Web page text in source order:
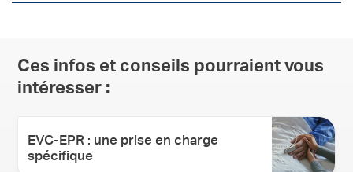
Ces infos et conseils pourraient vous
intéresser :
EVC-EPR : une prise en charge
spécifique